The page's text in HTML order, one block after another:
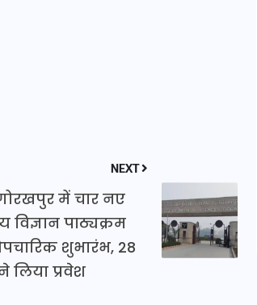
NEXT
में चार नए
विज्ञान पाठ्यक्रम
शुभारंभ, 28
ने लिया प्रवेश
हैं आपके सितारे (25
31 अगस्त)
24 अगस्त 2025